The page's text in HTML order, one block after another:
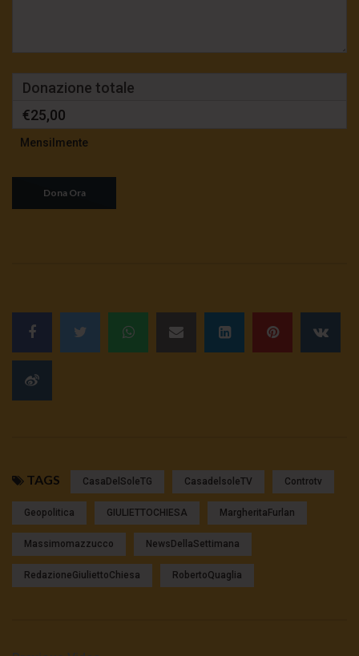
Donazione totale
€25,00
Mensilmente
TAGS CasaDelSoleTG CasadelsoleTV Controtv
Geopolitica GIULIETTOCHIESA MargheritaFurlan
Massimomazzucco NewsDellaSettimana
RedazioneGiuliettoChiesa RobertoQuaglia